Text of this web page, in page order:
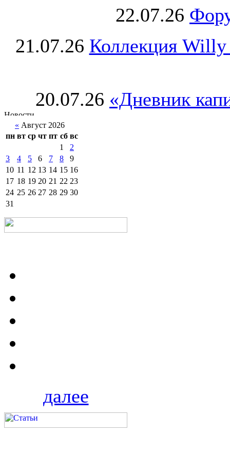
22.07.26
21.07.26 Коллекция Willy
20.07.26 «Дневник
« Август 2026
пн вт ср чт пт сб вс
1
2
3
4 5 6 7 8
9
10 11 12 13 14 15 16
17 18 19 20 21 22 23
24 25 26 27 28 29 30
31
далее